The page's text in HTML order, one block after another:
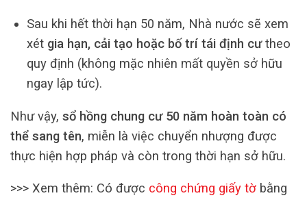
Sau khi hết thời hạn 50 năm, Nhà nước sẽ xem
xét gia hạn, cải tạo hoặc bố trí tái định cưtheo
quy định (không mặc nhiên mất quyền sở hữu
ngay lập tức).
Như vậy, sổ hồng chung cư 50 năm hoàn toàn có
thể sang tên, miễn là việc chuyển nhượng được
thực hiện hợp pháp và còn trong thời hạn sở hữu.
>>> Xem thêm: Có được công chứng giấy tờ bằng